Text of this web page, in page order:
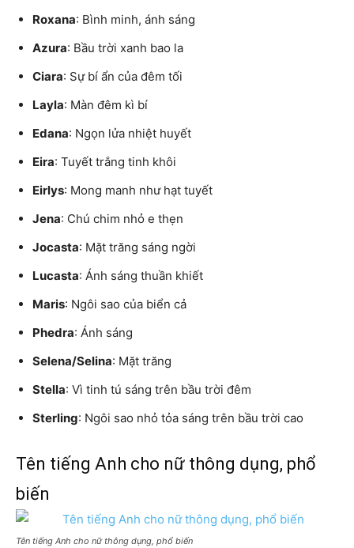
Roxana: Bình minh, ánh sáng
Azura: Bầu trời xanh bao la
Ciara: Sự bí ẩn của đêm tối
Layla: Màn đêm kì bí
Edana: Ngọn lửa nhiệt huyết
Eira: Tuyết trắng tinh khôi
Eirlys: Mong manh như hạt tuyết
Jena: Chú chim nhỏ e thẹn
Jocasta: Mặt trăng sáng ngời
Lucasta: Ánh sáng thuần khiết
Maris: Ngôi sao của biển cả
Phedra: Ánh sáng
Selena/Selina: Mặt trăng
Stella: Vì tinh tú sáng trên bầu trời đêm
Sterling: Ngôi sao nhỏ tỏa sáng trên bầu trời cao
Tên tiếng Anh cho nữ thông dụng, phổ
biến
Tên tiếng Anh cho nữ thông dụng, phổ biến